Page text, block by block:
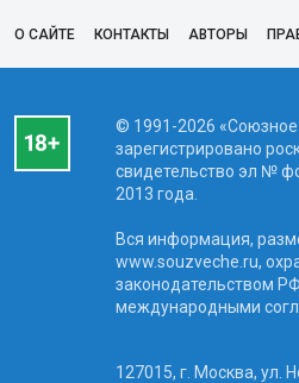
О САЙТЕ КОНТАКТЫ АВТОРЫ
© 1991-2026 «Союзное
зарегистрировано
свидетельство эл №
2013 года.
Вся информация,
www.souzveche.ru,
законодательством
международными
127015, г. Москва, ул.